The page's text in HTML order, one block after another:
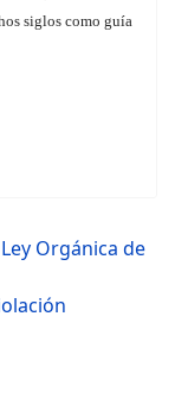
siglos como guía
Orgánica de